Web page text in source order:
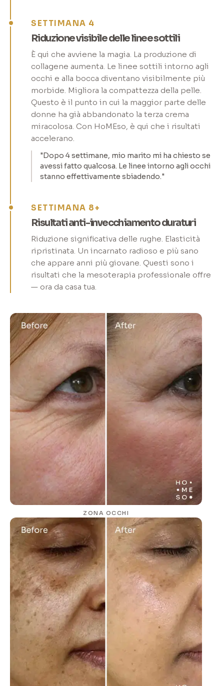
SETTIMANA 4
Riduzione visibile delle linee sottili
È qui che avviene la magia. La produzione di
collagene aumenta. Le linee sottili intorno agli
occhi e alla bocca diventano visibilmente più
morbide. Migliora la compattezza della pelle.
Questo è il punto in cui la maggior parte delle
donne ha già abbandonato la terza crema
miracolosa. Con HoMEso, è qui che i risultati
accelerano.
"Dopo 4 settimane, mio marito mi ha chiesto se
avessi fatto qualcosa. Le linee intorno agli occhi
stanno effettivamente sbiadendo."
SETTIMANA 8+
Risultati anti-invecchiamento duraturi
Riduzione significativa delle rughe. Elasticità
ripristinata. Un incarnato radioso e più sano
che appare anni più giovane. Questi sono i
risultati che la mesoterapia professionale offre
— ora da casa tua.
ZONA OCCHI